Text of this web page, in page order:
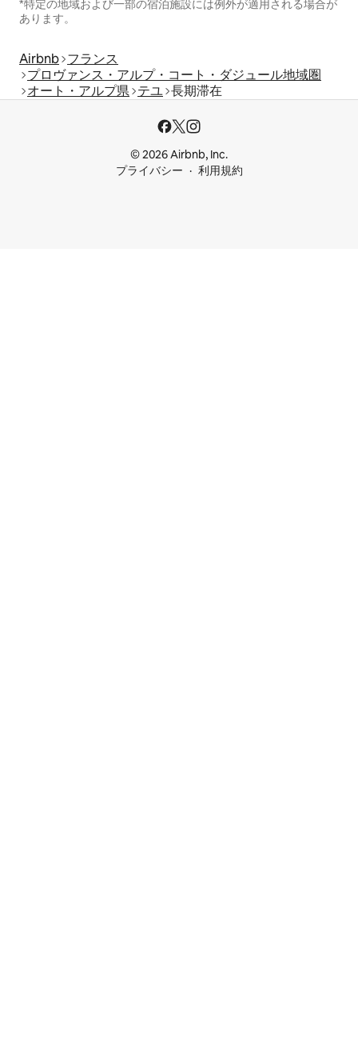
*特定の地域および一部の宿泊施設には例外が適用される場合が
あります。
Airbnb フランス
プロヴァンス・アルプ・コート・ダジュール地域圏
オート・アルプ県 テユ 長期滞在
© 2026 Airbnb, Inc.
プライバシー
利用規約